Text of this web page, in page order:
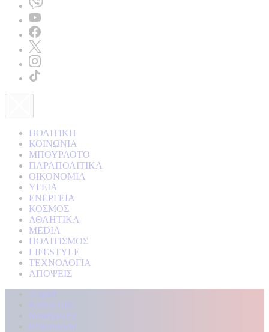
ΠΟΛΙΤΙΚΗ
ΚΟΙΝΩΝΙΑ
ΜΠΟΥΡΛΟΤΟ
ΠΑΡΑΠΟΛΙΤΙΚΑ
ΟΙΚΟΝΟΜΙΑ
ΥΓΕΙΑ
ΕΝΕΡΓΕΙΑ
ΚΟΣΜΟΣ
ΑΘΛΗΤΙΚΑ
MEDIA
ΠΟΛΙΤΙΣΜΟΣ
LIFESTYLE
ΤΕΧΝΟΛΟΓΙΑ
ΑΠΟΨΕΙΣ
Αρχική
Kontra Live
Καταγγελίες
Επικοινωνία